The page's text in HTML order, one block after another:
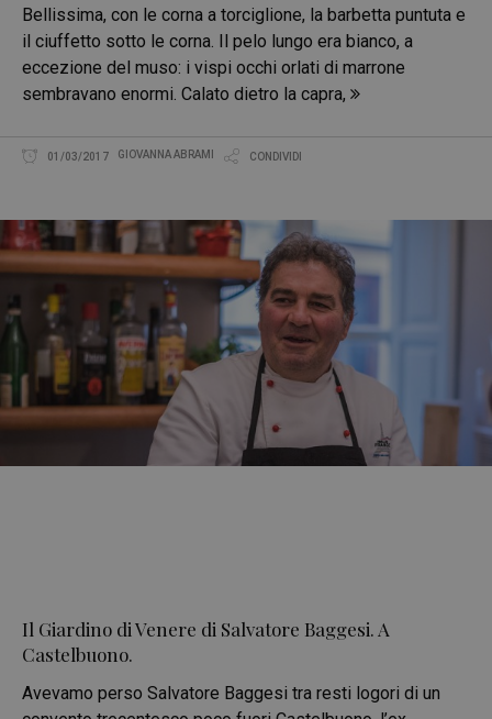
Bellissima, con le corna a torciglione, la barbetta puntuta e
il ciuffetto sotto le corna. Il pelo lungo era bianco, a
eccezione del muso: i vispi occhi orlati di marrone
sembravano enormi. Calato dietro la capra,
01/03/2017 GIOVANNA ABRAMI CONDIVIDI
Il Giardino di Venere di Salvatore Baggesi. A
Castelbuono.
Avevamo perso Salvatore Baggesi tra resti logori di un